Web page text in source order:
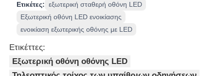
Ετικέτες: εξωτερική σταθερή οθόνη LED
Εξωτερική οθόνη LED ενοικίασης
ενοικίαση εξωτερικής οθόνης με LED
Ετικέττες:
Εξωτερική οθόνη οθόνης LED